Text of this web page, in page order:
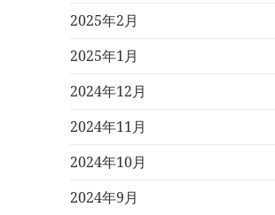
2025年2月
2025年1月
2024年12月
2024年11月
2024年10月
2024年9月